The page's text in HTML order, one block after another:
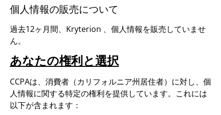
個人情報の販売について
過去12ヶ月間、Kryterion 、個人情報を販売していませ
ん。
あなたの権利と選択
CCPAは、消費者（カリフォルニア州居住者）に対し、個
人情報に関する特定の権利を提供しています。これには
以下が含まれます：